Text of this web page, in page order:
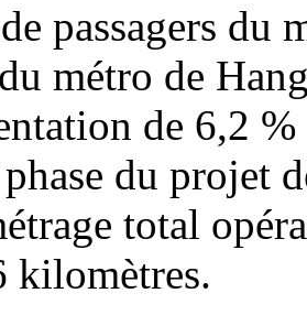
passagers du
du métro de
de 6,2
du projet
total
kilomètres.